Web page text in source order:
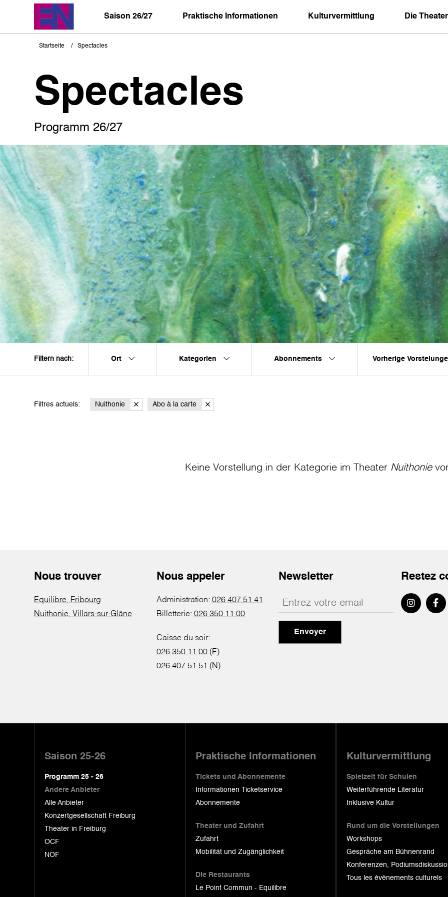
Saison 26/27 Praktische Informationen Kulturvermittlung Die Theater
Pfadnavigation
Startseite Spectacles
Spectacles
Programm 26/27
Filtern nach: Ort Kategorien Abonnements Vorherige
Filtres actuels: Nuithonie Abo à la carte
Keine Vorstellung in der Kategorie im Theater Nuithonie
Nous trouver
Equilibre, Fribourg
Nuithonie, Villars-sur-Glâne
Nous appeler
Administration: 026 407 51 41
Billetterie: 026 350 11 00
Caisse du soir:
026 350 11 00(E)
026 407 51 51 (N)
Newsletter
Envoyer
Restez
Saison 25-26
Programm 25 - 26
Andere Anbieter
Alle Anbieter
Konzertgesellschaft Freiburg
Theater in Freiburg
OCF
NOF
Praktische Informationen
Tickets und Abonnemente
Informationen Ticketservice
Abonnemente
Theater und Zufahrt
Zufahrt
Mobilität und Zugänglichkeit
Die Restaurants
Le Point Commun - Equilibre
Kulturvermittlung
Spielzeit für Schulen
Weiterführende Literatur
Inklusive Kultur
Rund um die Vorstellungen
Workshops
Gespräche am Bühnenrand
Konferenzen,
Tous les événements culturels